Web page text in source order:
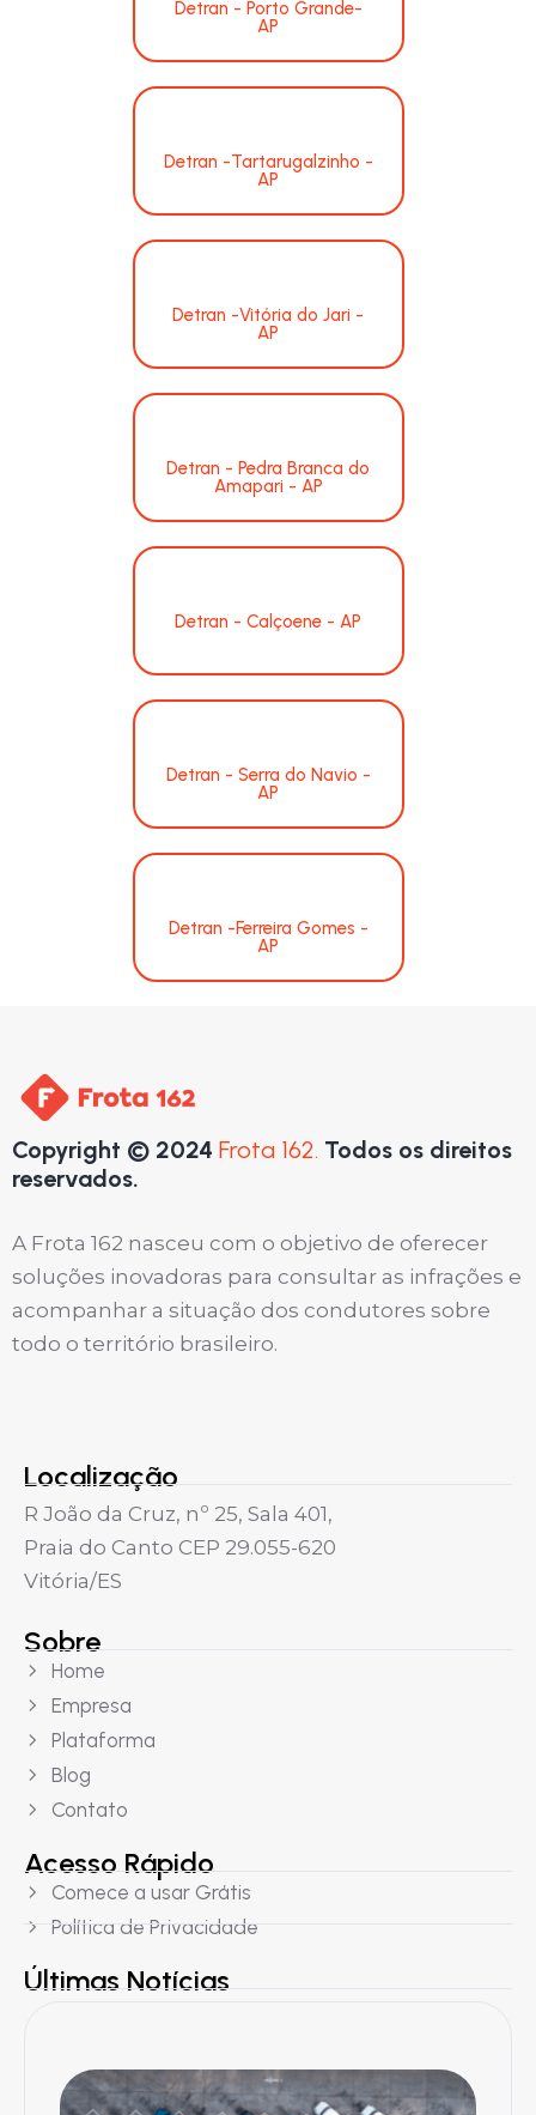
Detran - Porto Grande-
AP
Detran -Tartarugalzinho -
AP
Detran -Vitória do Jari -
AP
Detran - Pedra Branca do
Amapari - AP
Detran - Calçoene - AP
Detran - Serra do Navio -
AP
Detran -Ferreira Gomes -
AP
Copyright © 2024 Frota 162. Todos os direitos
reservados.
A Frota 162 nasceu com o objetivo de oferecer
soluções inovadoras para consultar as infrações e
acompanhar a situação dos condutores sobre
todo o território brasileiro.
Localização
R João da Cruz, nº 25, Sala 401,
Praia do Canto CEP 29.055-620
Vitória/ES
Sobre
Home
Empresa
Plataforma
Blog
Contato
Acesso Rápido
Comece a usar Grátis
Política de Privacidade
Últimas Notícias